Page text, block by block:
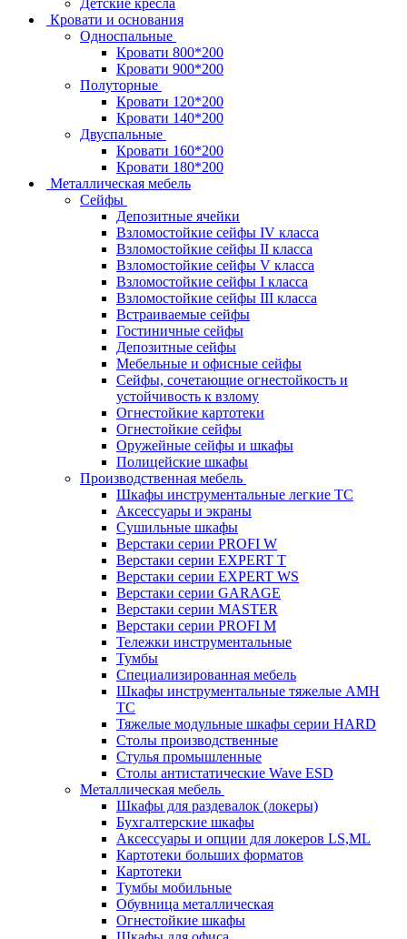
Детские кресла
Кровати и основания
Односпальные
Кровати 800*200
Кровати 900*200
Полуторные
Кровати 120*200
Кровати 140*200
Двуспальные
Кровати 160*200
Кровати 180*200
Металлическая мебель
Сейфы
Депозитные ячейки
Взломостойкие сейфы IV класса
Взломостойкие сейфы II класса
Взломостойкие сейфы V класса
Взломостойкие сейфы I класса
Взломостойкие сейфы III класса
Встраиваемые сейфы
Гостиничные сейфы
Депозитные сейфы
Мебельные и офисные сейфы
Сейфы, сочетающие огнестойкость и
устойчивость к взлому
Огнестойкие картотеки
Огнестойкие сейфы
Оружейные сейфы и шкафы
Полицейские шкафы
Производственная мебель
Шкафы инструментальные легкие ТС
Аксессуары и экраны
Cушильные шкафы
Верстаки серии PROFI W
Верстаки серии EXPERT T
Верстаки серии EXPERT WS
Верстаки серии GARAGE
Верстаки серии MASTER
Верстаки серии PROFI M
Тележки инструментальные
Тумбы
Cпециализированная мебель
Шкафы инструментальные тяжелые AMH
TC
Тяжелые модульные шкафы серии HARD
Столы производственные
Стулья промышленные
Столы антистатические Wave ESD
Металлическая мебель
Шкафы для раздевалок (локеры)
Бухгалтерские шкафы
Аксессуары и опции для локеров LS,ML
Картотеки больших форматов
Картотеки
Тумбы мобильные
Обувница металлическая
Огнестойкие шкафы